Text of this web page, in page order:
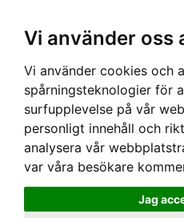
Vi använder oss
Vi använder cookies och
spårningsteknologier för
surfupplevelse på vår
personligt innehåll och
analysera vår
var våra besökare
Jag
Hem ›VERKTYG›STÄMJÄRN›